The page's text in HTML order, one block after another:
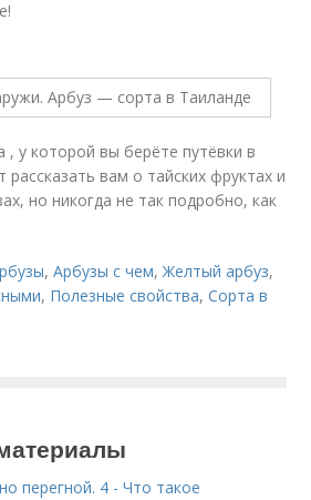
, у которой вы берёте путёвки в
вам о тайских фруктах и
но никогда не так подробно, как
,Арбузы с чем,Желтый арбуз,
, Полезные свойства,Сорта в
перегной. 4 - Что такое